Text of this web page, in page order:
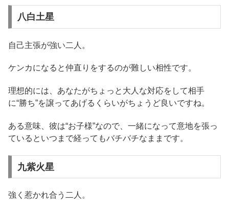
八白土星
自己主張が強い二人。
ケンカになると仲直りをするのが難しい相性です。
理想的には、あなたがちょっと大人な対応をして相手
に“勝ち”を譲ってあげるくらいがちょうど良いですね。
ある意味、彼は“お子様”なので、一緒になって意地を張っ
ているといつまで経ってもバチバチなままです。
九紫火星
強く惹かれ合う二人。